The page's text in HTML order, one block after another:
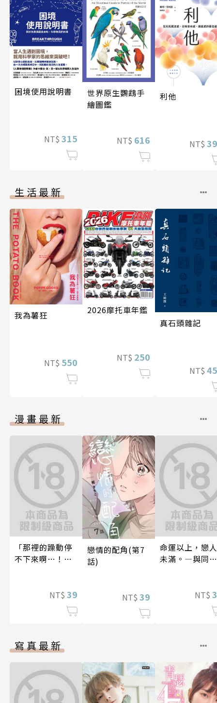
困境使用說明書
NT$ 315
世界原生鸚鵡手
繪圖鑑
NT$ 616
利他
NT$
生活最新
我為薯狂
NT$ 550
2026摩托車年鑑
NT$ 250
真石頭雜記
NT$
漫畫最新
「那裡的躁動停
不下來啊…！」
滿人電車(第12
NT$ 39
戀情的配角(第7
話)
NT$ 39
命運以上，戀人
未滿。―與同
NT$
寫真最新